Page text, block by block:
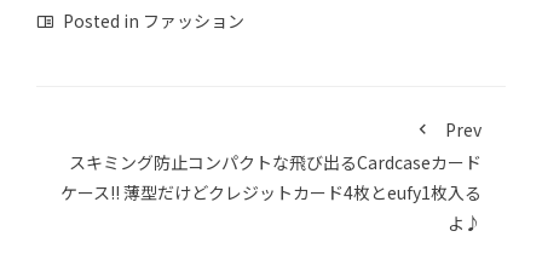
Posted in ファッション
Prev
スキミング防止コンパクトな飛び出るCardcaseカード
ケース!! 薄型だけどクレジットカード4枚とeufy1枚入る
よ♪